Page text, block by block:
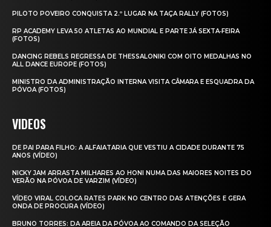
PILOTO POVEIRO CONQUISTA 2.º LUGAR NA TAÇA RALLY (FOTOS)
RP ACADEMY LEVA 50 ATLETAS AO MUNDIAL E PARTE JÁ SEXTA‑FEIRA
(FOTOS)
DANCING REBELS REGRESSA DE THESSALONIKI COM OITO MEDALHAS NO
ALL DANCE EUROPE (FOTOS)
MINISTRO DA ADMINISTRAÇÃO INTERNA VISITA CÂMARA E ESQUADRA DA
PÓVOA (FOTOS)
VIDEOS
DE PAI PARA FILHO: A ALFAIATARIA QUE VESTIU A CIDADE DURANTE 75
ANOS (VÍDEO)
NICKY JAM ARRASTA MILHARES AO HONI NUMA DAS MAIORES NOITES DO
VERÃO NA PÓVOA DE VARZIM (VÍDEO)
VÍDEO VIRAL COLOCA RATES PARK NO CENTRO DAS ATENÇÕES E GERA
ONDA DE PROCURA (VÍDEO)
BRUNO TORRES: DA AREIA DA PÓVOA AO COMANDO DA SELEÇÃO